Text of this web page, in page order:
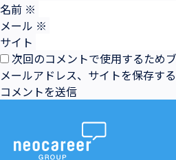
名前 ※
メール ※
サイト
次回のコメントで使用するため
メールアドレス、サイトを保存する